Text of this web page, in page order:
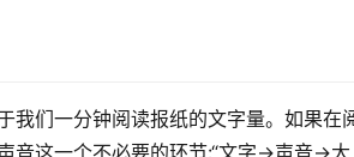
我们一分钟阅读报纸的文字量。如果在